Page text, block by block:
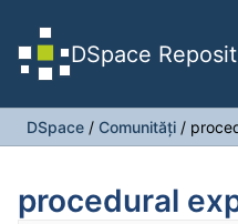
DSpace
DSpace / Comunități /
procedural